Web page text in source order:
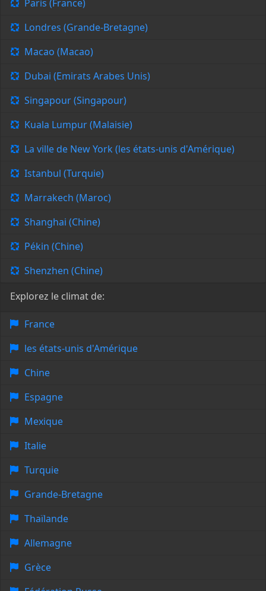
Paris (France)
Londres (Grande-Bretagne)
Macao (Macao)
Dubai (Emirats Arabes Unis)
Singapour (Singapour)
Kuala Lumpur (Malaisie)
La ville de New York (les états-unis d'Amérique)
Istanbul (Turquie)
Marrakech (Maroc)
Shanghai (Chine)
Pékin (Chine)
Shenzhen (Chine)
Explorez le climat de:
France
les états-unis d'Amérique
Chine
Espagne
Mexique
Italie
Turquie
Grande-Bretagne
Thaïlande
Allemagne
Grèce